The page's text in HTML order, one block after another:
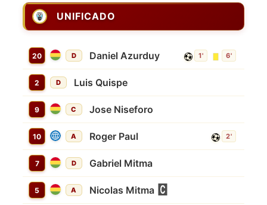
UNIFICADO
20 D Daniel Azurduy 1' 6'
2 D Luis Quispe
9 C Jose Niseforo
10 A Roger Paul 2'
7 D Gabriel Mitma
5 A Nicolas Mitma